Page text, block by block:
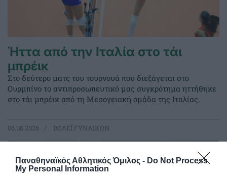
Παναθηναϊκός Αθλητικός Όμιλος - Do Not Process
My Personal Information
Ήττα από την Ιταλία στο τάι
μπρέικ
Στο δεύτερο ματς του τουρνουά που διεξάγεται στο
Ουρμπίνο το αντιπροσωπευτικό μας συγκρότημα ηττήθηκε
στο τάι μπρέικ από τη Μεσογειακή ομάδα της Ιταλίας.
06.08.2026 ΒΟΛΕΪ ΓΥΝΑΙΚΩΝ